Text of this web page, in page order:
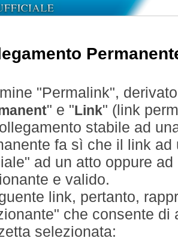
"Permalink",
" e " Link" (link
stabile ad
fa sì che il link
ad un atto oppure
e valido.
link, pertanto,
che consente
selezionata: